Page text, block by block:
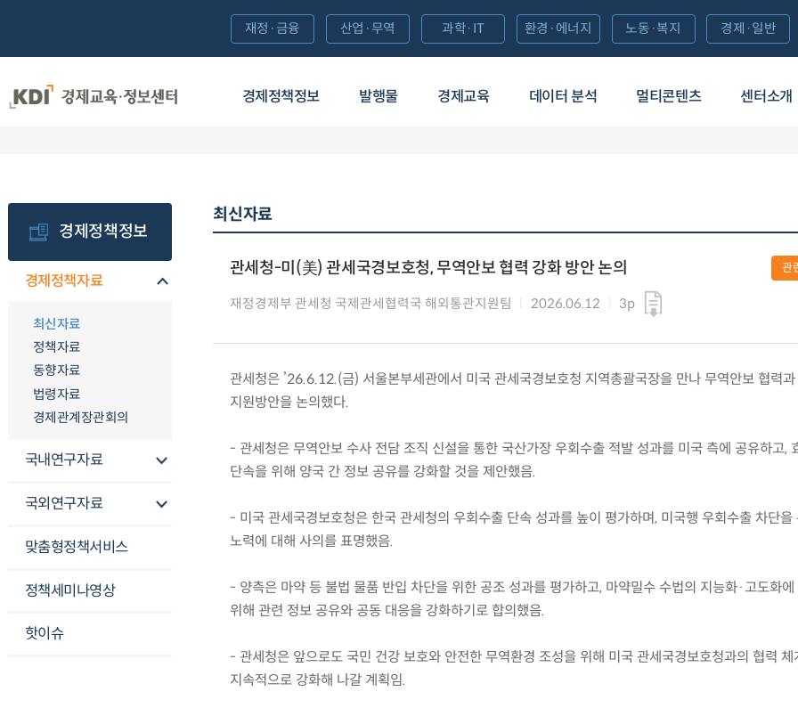
경제정책정보 발행물 경제교육 데이터 분석 멀티콘텐츠 센터소개
재정·금융 산업·무역 과학·IT 환경·에너지 노동·복지 경제·일반
경제정책정보
경제정책자료
최신자료
정책자료
동향자료
법령자료
경제관계장관회의
국내연구자료
국외연구자료
맞춤형정책서비스
정책세미나영상
핫이슈
최신자료
관세청-미(美) 관세국경보호청, 무역안보 협력 강화 방안 논의
재정경제부 관세청 국제관세협력국 해외통관지원팀 2026.06.12 3p
관
관세청은 ’26.6.12.(금) 서울본부세관에서 미국 관세국경보호청 지역총괄국장을 만나 무역안보 협력과
지원방안을 논의했다.
- 관세청은 무역안보 수사 전담 조직 신설을 통한 국산가장 우회수출 적발 성과를 미국 측에 공유하고,
단속을 위해 양국 간 정보 공유를 강화할 것을 제안했음.
- 미국 관세국경보호청은 한국 관세청의 우회수출 단속 성과를 높이 평가하며, 미국행 우회수출 차단을
노력에 대해 사의를 표명했음.
- 양측은 마약 등 불법 물품 반입 차단을 위한 공조 성과를 평가하고, 마약밀수 수법의 지능화·고도화에
위해 관련 정보 공유와 공동 대응을 강화하기로 합의했음.
- 관세청은 앞으로도 국민 건강 보호와 안전한 무역환경 조성을 위해 미국 관세국경보호청과의 협력 체
지속적으로 강화해 나갈 계획임.